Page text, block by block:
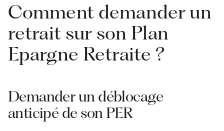
Comment demander un
retrait sur son Plan
Epargne Retraite ?
Demander un déblocage
anticipé de son PER